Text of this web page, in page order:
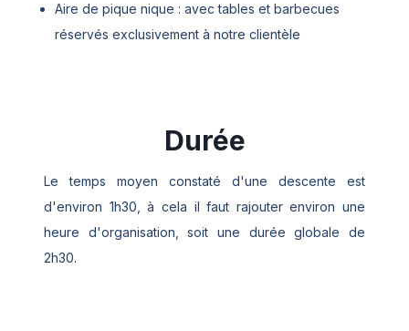
Aire de pique nique : avec tables et barbecues
réservés exclusivement à notre clientèle
Durée
Le temps moyen constaté d'une descente est
d'environ 1h30, à cela il faut rajouter environ une
heure d'organisation, soit une durée globale de
2h30.